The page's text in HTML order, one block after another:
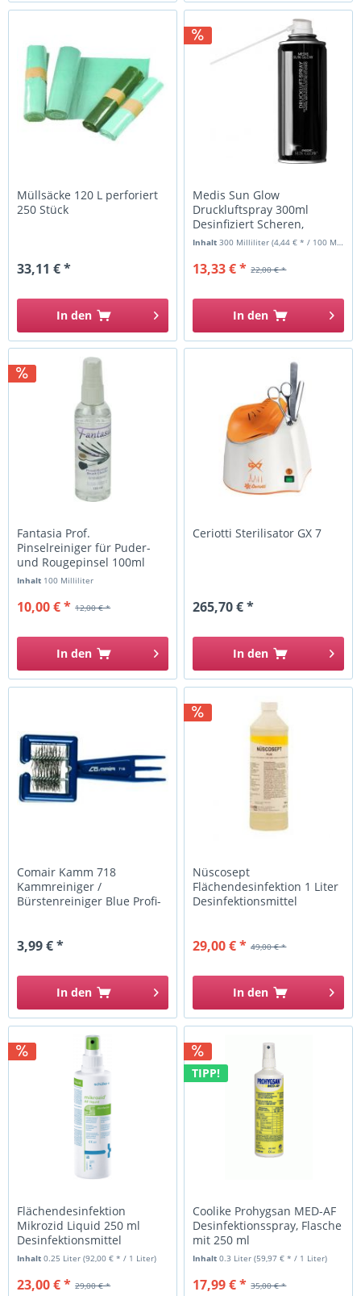
Müllsäcke 120 L perforiert
250 Stück
33,11 € *
In den
Medis Sun Glow
Druckluftspray 300ml
Desinfiziert Scheren,
Tastaturen,...
Inhalt300 Milliliter(4,44 € * / 100 Milliliter)
22,00 € *
13,33 € *
In den
Fantasia Prof.
Pinselreiniger für Puder-
und Rougepinsel 100ml
Inhalt 100 Milliliter
12,00 € *
10,00 € *
In den
Ceriotti Sterilisator GX 7
265,70 € *
In den
Comair Kamm 718
Kammreiniger /
Bürstenreiniger Blue Profi-
3,99 € *
In den
Nüscosept
Flächendesinfektion 1 Liter
Desinfektionsmittel
49,00 € *
29,00 € *
In den
Flächendesinfektion
Mikrozid Liquid 250 ml
Desinfektionsmittel
Inhalt0.25 Liter(92,00 € * / 1 Liter)
29,00 € *
23,00 € *
TIPP!
Coolike Prohygsan MED-AF
Desinfektionsspray, Flasche
mit 250 ml
Inhalt0.3 Liter(59,97 € * / 1 Liter)
35,00 € *
17,99 € *